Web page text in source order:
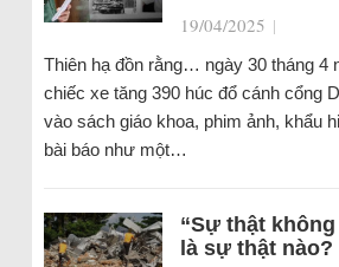
19/04/2025 |
Thiên hạ đồn rằng… ngày 30 tháng 4
chiếc xe tăng 390 húc đổ cánh cổng
vào sách giáo khoa, phim ảnh, khẩu
bài báo như một…
“Sự thật
là sự thật nào?